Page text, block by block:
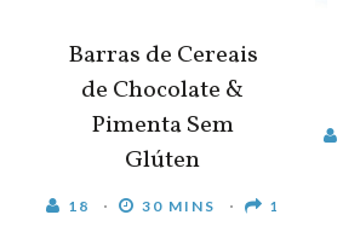
Barras de Cereais
de Chocolate &
Pimenta Sem
Glúten
18 30 MINS 1